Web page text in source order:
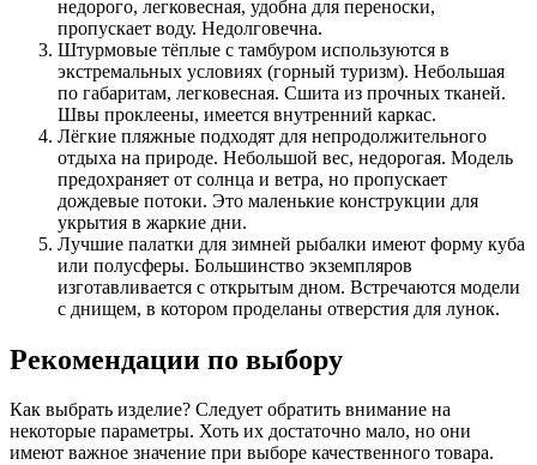
недорого, легковесная, удобна для переноски,
пропускает воду. Недолговечна.
Штурмовые тёплые с тамбуром используются в
экстремальных условиях (горный туризм). Небольшая
по габаритам, легковесная. Сшита из прочных тканей.
Швы проклеены, имеется внутренний каркас.
Лёгкие пляжные подходят для непродолжительного
отдыха на природе. Небольшой вес, недорогая. Модель
предохраняет от солнца и ветра, но пропускает
дождевые потоки. Это маленькие конструкции для
укрытия в жаркие дни.
Лучшие палатки для зимней рыбалки имеют форму куба
или полусферы. Большинство экземпляров
изготавливается с открытым дном. Встречаются модели
с днищем, в котором проделаны отверстия для лунок.
Рекомендации по выбору
Как выбрать изделие? Следует обратить внимание на
некоторые параметры. Хоть их достаточно мало, но они
имеют важное значение при выборе качественного товара.